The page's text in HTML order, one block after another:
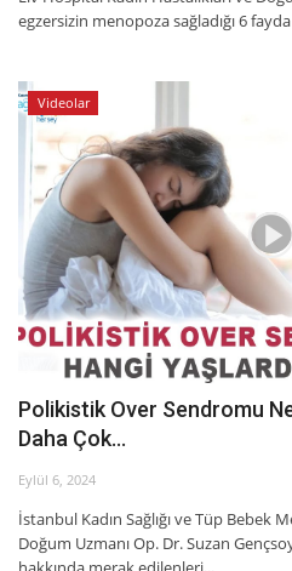
egzersizin menopoza sağladığı 6
Videolar
Polikistik Over Sendromu
Daha Çok...
Eylül 6, 2024
İstanbul Kadın Sağlığı ve Tüp Bebek
Doğum Uzmanı Op. Dr. Suzan